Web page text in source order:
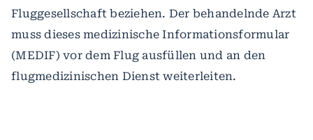
Fluggesellschaft beziehen. Der behandelnde Arzt
muss dieses medizinische Informationsformular
(MEDIF) vor dem Flug ausfüllen und an den
flugmedizinischen Dienst weiterleiten.